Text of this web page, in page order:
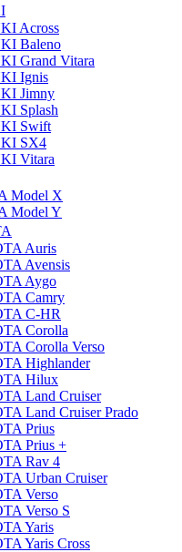
Across
Baleno
Grand Vitara
Ignis
Jimny
Splash
Swift
SX4
Vitara
Model X
Model Y
Auris
Avensis
Aygo
Camry
C-HR
Corolla
Corolla Verso
Highlander
Hilux
Land Cruiser
Land Cruiser Prado
Prius
Prius +
Rav 4
Urban Cruiser
Verso
Verso S
Yaris
Yaris Cross